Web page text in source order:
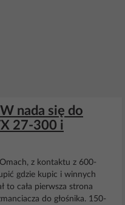
nada się do
27-300 i
z kontaktu z 600-
gdzie kupic i winnych
to cała pierwsza strona
do głośnika. 150-